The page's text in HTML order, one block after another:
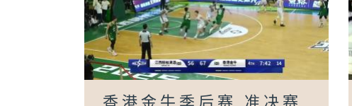
香港金牛季后赛 准决赛